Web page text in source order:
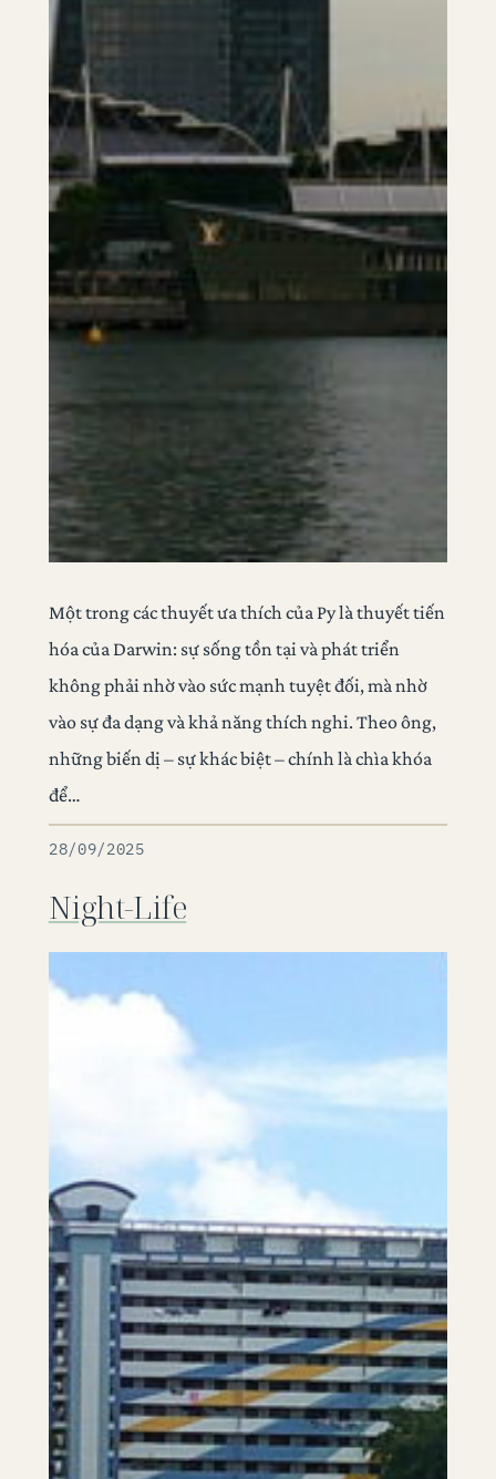
Một trong các thuyết ưa thích của Py là thuyết tiến
hóa của Darwin: sự sống tồn tại và phát triển
không phải nhờ vào sức mạnh tuyệt đối, mà nhờ
vào sự đa dạng và khả năng thích nghi. Theo ông,
những biến dị – sự khác biệt – chính là chìa khóa
để…
28/09/2025
Night-Life